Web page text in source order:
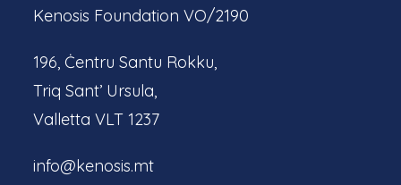
Kenosis Foundation VO/2190
196, Ċentru Santu Rokku,
Triq Sant’ Ursula,
Valletta VLT 1237
info@kenosis.mt